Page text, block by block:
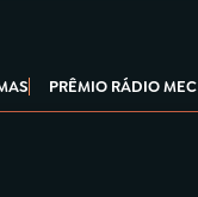
PRÊMIO RÁDIO MEC